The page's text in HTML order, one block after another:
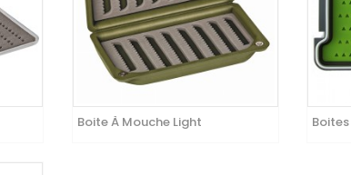
Boite À Mouche Light